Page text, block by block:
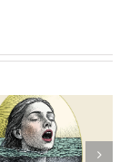
Une nouvelle